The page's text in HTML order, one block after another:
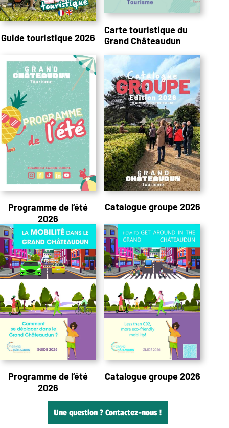
Guide touristique 2026
Carte touristique du
Grand Châteaudun
Programme de l’été
2026
Catalogue groupe 2026
Programme de l’été
2026
Catalogue groupe 2026
Une question ? Contactez-nous !